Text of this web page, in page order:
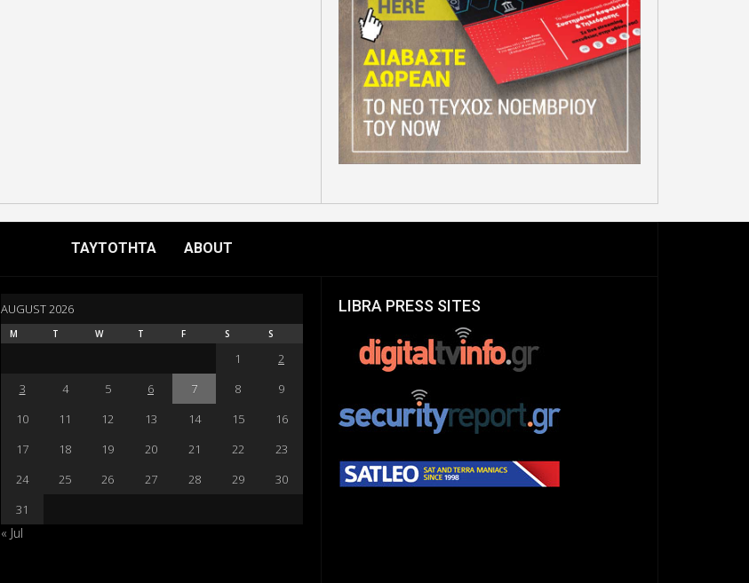
ΤΑΥΤΟΤΗΤΑ ABOUT
AUGUST 2026
M T W T F S S
1
2
3
4 5 6 7 8
9
10
11 12 13 14 15
16
17
18 19 20 21 22
23
24
25 26 27 28 29
30
31
« Jul
LIBRA PRESS SITES